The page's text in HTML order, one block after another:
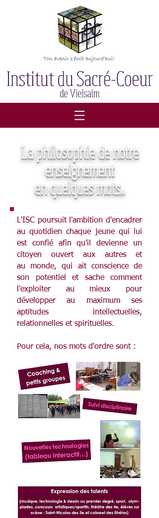
La philosophie de notre
enseignement
en quelques mots...
L'ISC poursuit l'ambition d'encadrer
au quotidien chaque jeune qui lui
est confié afin qu'il devienne un
citoyen ouvert aux autres et
au monde, qui ait conscience de
son potentiel et sache comment
l'exploiter au mieux pour
développer au maximum ses
aptitudes intellectuelles,
relationnelles et spirituelles.
Pour cela, nos mots d'ordre sont :